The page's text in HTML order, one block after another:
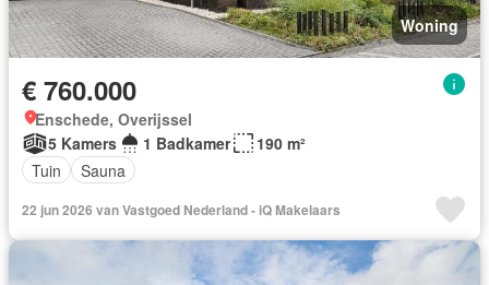
Woning
€ 760.000
Enschede, Overijssel
5 Kamers
1 Badkamer
190 m²
Tuin
Sauna
22 jun 2026 van Vastgoed Nederland - iQ Makelaars